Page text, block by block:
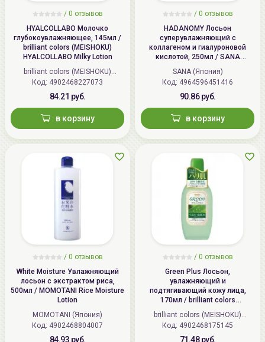
/ 0 отзывов
HYALCOLLABO Молочко
глубокоувлажняющее, 145мл /
brilliant colors (MEISHOKU)
HYALCOLLABO Milky Lotion
brilliant colors (MEISHOKU)
(Япония)
Код: 4902468227073
84.21 руб.
в корзину
/ 0 отзывов
HADANOMY Лосьон
суперувлажняющий с
коллагеном и гиалуроновой
кислотой, 250мл / SANA
HADANOMY Collagen mist
SANA (Япония)
Код: 4964596451416
90.86 руб.
в корзину
/ 0 отзывов
White Moisture Увлажняющий
лосьон с экстрактом риса,
500мл / MOMOTANI Rice Moisture
Lotion
MOMOTANI (Япония)
Код: 4902468804007
84.93 руб.
/ 0 отзывов
Green Plus Лосьон,
увлажняющий и
подтягивающий кожу лица,
170мл / brilliant colors
(MEISHOKU) Green Plus Aloe
Astrinгent
brilliant colors (MEISHOKU)
(Япония)
Код: 4902468175145
71.48 руб.